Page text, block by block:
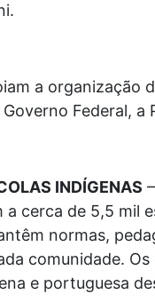
a organização
Federal, a
INDÍGENAS
a cerca de 5,5 mil
normas,
comunidade.
e portuguesa